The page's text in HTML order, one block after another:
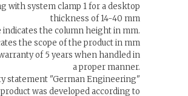
with system clamp 1 for a desktop
thickness of 14-40 mm
indicates the column height in mm.
the scope of the product in mm
of 5 years when handled in
a proper manner.
statement "German Engineering"
was developed according to